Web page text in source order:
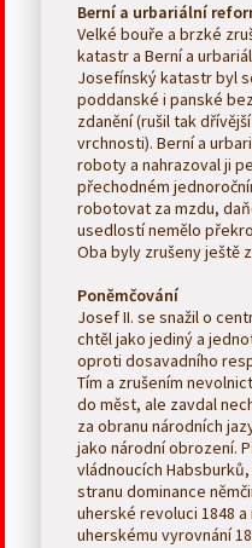
Berní a urbariální
Velké bouře a brzké
katastr a Berní a
Josefínský katastr byl
poddanské i panské
zdanění (rušil tak
vrchnosti). Berní a
roboty a nahrazoval ji
přechodném
robotovat za mzdu,
usedlostí nemělo
Oba byly zrušeny ještě
Poněmčování
Josef II. se snažil o
chtěl jako jediný a
oproti dosavadního
Tím a zrušením
do měst, ale zavdal
za obranu národních
jako národní obrození.
vládnoucích
stranu dominance
uherské revoluci 1848
uherskému vyrovnání